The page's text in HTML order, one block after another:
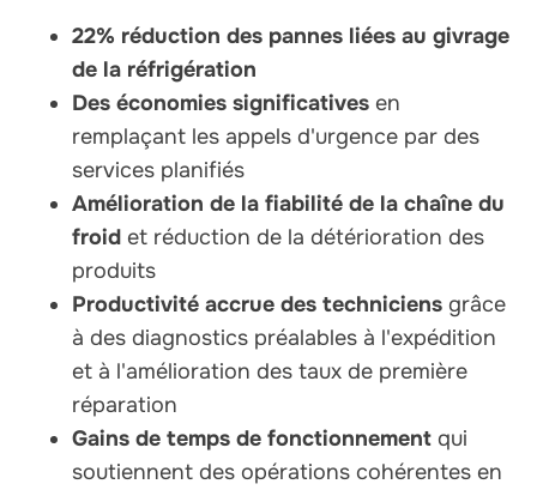
22% réduction des pannes liées au givrage
de la réfrigération
Des économies significatives en
remplaçant les appels d'urgence par des
services planifiés
Amélioration de la fiabilité de la chaîne du
froid et réduction de la détérioration des
produits
Productivité accrue des techniciens grâce
à des diagnostics préalables à l'expédition
et à l'amélioration des taux de première
réparation
Gains de temps de fonctionnement qui
soutiennent des opérations cohérentes en